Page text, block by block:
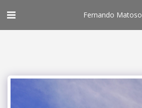
Fernando Matoso